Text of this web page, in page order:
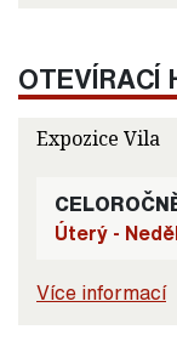
OTEVÍRACÍ
Expozice Vila
Úterý -
Více informací